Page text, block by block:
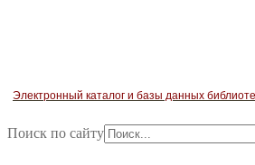
Электронный каталог и базы данных
Поиск по сайту